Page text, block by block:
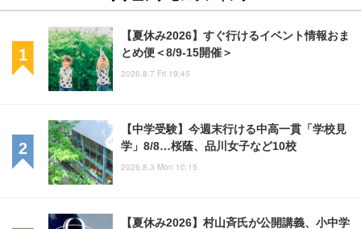
【夏休み2026】すぐ行けるイベント情報おま
とめ便＜8/9-15開催＞
2026.8.7 Fri 19:45
【中学受験】今週末行ける中高一貫「学校見
学」8/8…桜蔭、品川女子など10校
2026.8.3 Mon 10:15
【夏休み2026】村山斉氏が公開講義、小中学